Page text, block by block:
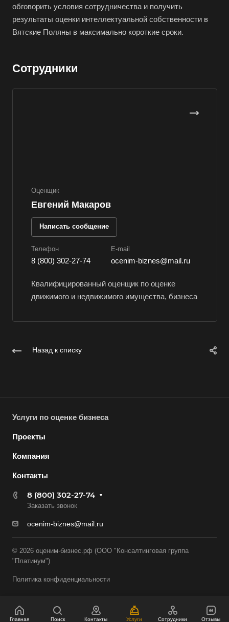
обговорить условия сотрудничества и получить
результаты оценки интеллектуальной собственности в
Вятские Поляны в максимально короткие сроки.
Сотрудники
Оценщик
Евгений Макаров
Написать сообщение
Телефон
8 (800) 302-27-74
E-mail
ocenim-biznes@mail.ru
Квалифицированный оценщик по оценке
движимого и недвижимого имущества, бизнеса
Назад к списку
Услуги по оценке бизнеса
Проекты
Компания
Контакты
8 (800) 302-27-74
Заказать звонок
ocenim-biznes@mail.ru
© 2026 оценим-бизнес.рф (ООО "Консалтинговая группа
"Платинум")
Политика конфиденциальности
Главная Поиск Контакты Услуги Сотрудники Отзывы
Верхняя Пышма
Верхняя Салда
Владикавказ
Волоколамск
Волосово
Воркута
Воскресенск
Всеволожск
Выкса
Гай
Гатчина
Геленджик
Горно-Алтайск
Городец
Горячий Ключ
Грозный
Губкин
Гуково